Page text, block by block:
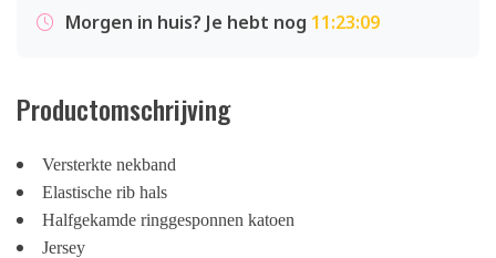
Morgen in huis? Je hebt nog 11:23:09
Productomschrijving
Versterkte nekband
Elastische rib hals
Halfgekamde ringgesponnen katoen
Jersey